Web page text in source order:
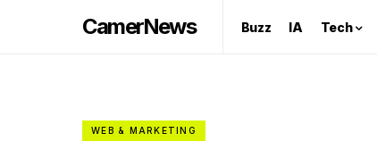
CamerNews Buzz IA Tech
WEB & MARKETING